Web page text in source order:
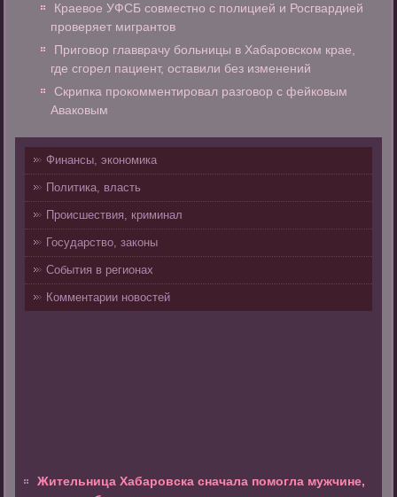
Краевое УФСБ совместно с полицией и Росгвардией
проверяет мигрантов
Приговор главврачу больницы в Хабаровском крае,
где сгорел пациент, оставили без изменений
Скрипка прокомментировал разговор с фейковым
Аваковым
Финансы, экономика
Политика, власть
Происшествия, криминал
Государство, законы
События в регионах
Комментарии новостей
Жительница Хабаровска сначала помогла мужчине,